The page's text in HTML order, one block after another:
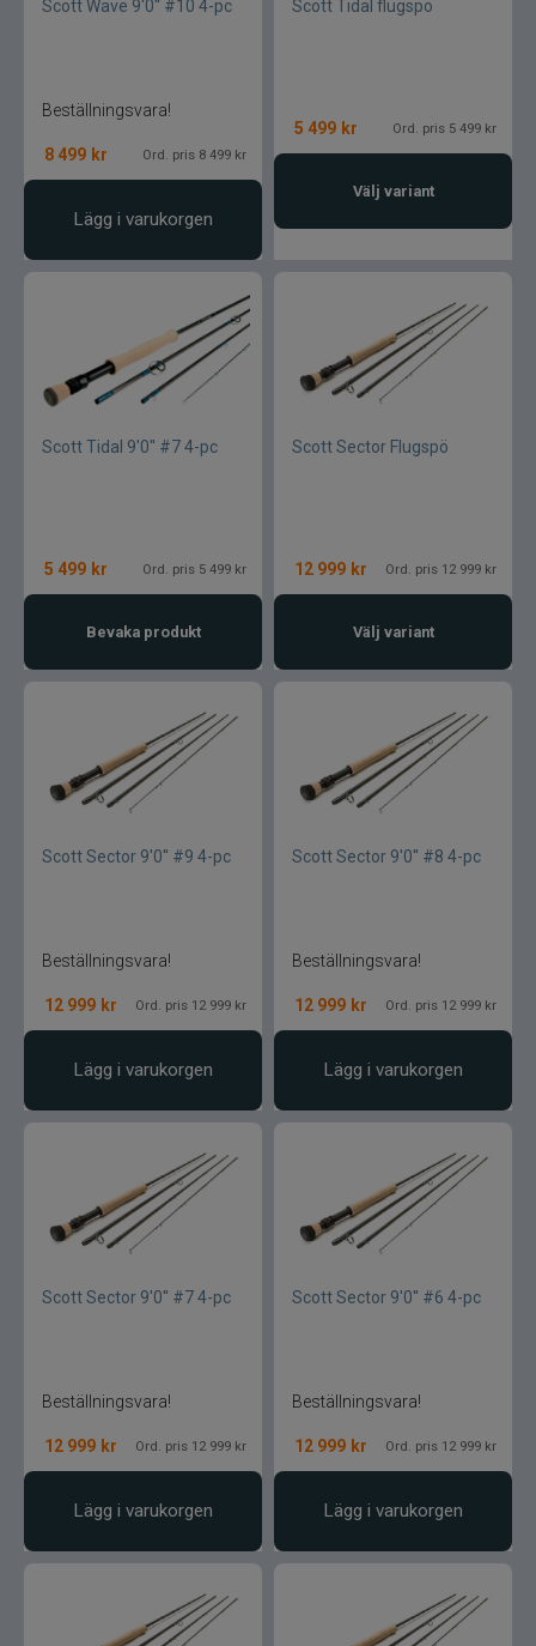
Leech
LMP
Fibe
Fly Dressing
Gator
D.A.M
Guideline
Gunki
Headbanger
Interfiske
Ismo
Jarvis Marine
Scott Wave 9'0'' #10 4-pc
Beställningsvara!
8 499 kr Ord. pris 8 499 kr
Lägg i varukorgen
Scott Tidal flugspö
5 499 kr Ord. pris 5 499 kr
Välj variant
Scott Tidal 9'0'' #7 4-pc
5 499 kr Ord. pris 5 499 kr
Bevaka produkt
Scott Sector Flugspö
12 999 kr Ord. pris 12 999 kr
Välj variant
Scott Sector 9'0'' #9 4-pc
Beställningsvara!
12 999 kr Ord. pris 12 999 kr
Lägg i varukorgen
Scott Sector 9'0'' #8 4-pc
Beställningsvara!
12 999 kr Ord. pris 12 999 kr
Lägg i varukorgen
Scott Sector 9'0'' #7 4-pc
Beställningsvara!
12 999 kr Ord. pris 12 999 kr
Lägg i varukorgen
Scott Sector 9'0'' #6 4-pc
Beställningsvara!
12 999 kr Ord. pris 12 999 kr
Lägg i varukorgen